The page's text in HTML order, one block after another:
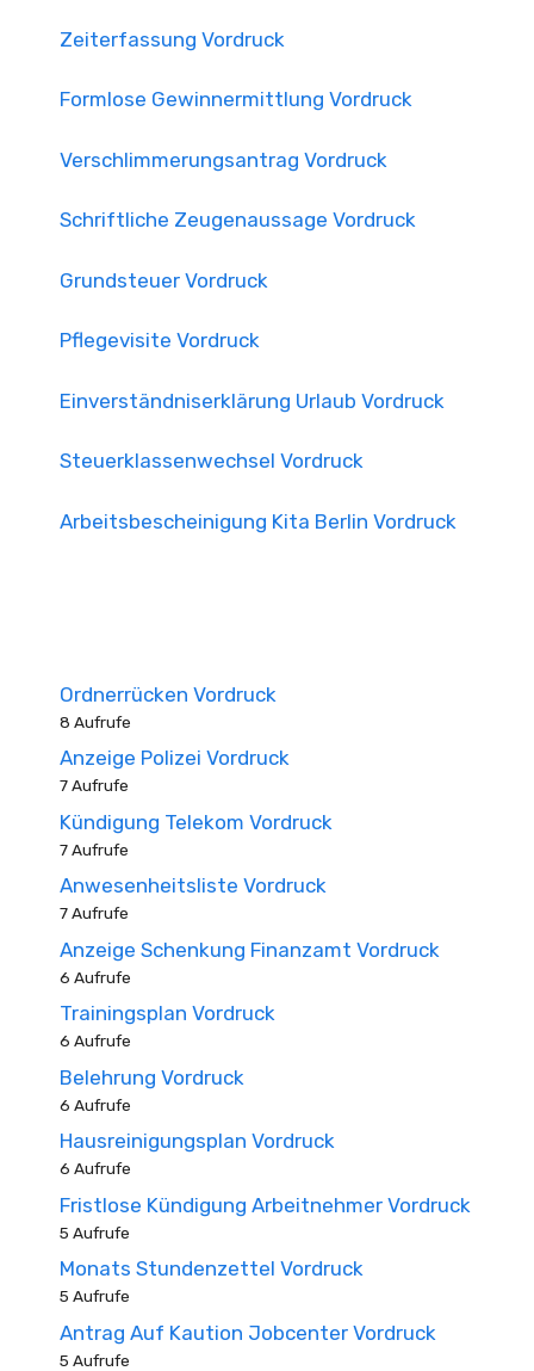
Zeiterfassung Vordruck
Formlose Gewinnermittlung Vordruck
Verschlimmerungsantrag Vordruck
Schriftliche Zeugenaussage Vordruck
Grundsteuer Vordruck
Pflegevisite Vordruck
Einverständniserklärung Urlaub Vordruck
Steuerklassenwechsel Vordruck
Arbeitsbescheinigung Kita Berlin Vordruck
Ordnerrücken Vordruck
8 Aufrufe
Anzeige Polizei Vordruck
7 Aufrufe
Kündigung Telekom Vordruck
7 Aufrufe
Anwesenheitsliste Vordruck
7 Aufrufe
Anzeige Schenkung Finanzamt Vordruck
6 Aufrufe
Trainingsplan Vordruck
6 Aufrufe
Belehrung Vordruck
6 Aufrufe
Hausreinigungsplan Vordruck
6 Aufrufe
Fristlose Kündigung Arbeitnehmer Vordruck
5 Aufrufe
Monats Stundenzettel Vordruck
5 Aufrufe
Antrag Auf Kaution Jobcenter Vordruck
5 Aufrufe